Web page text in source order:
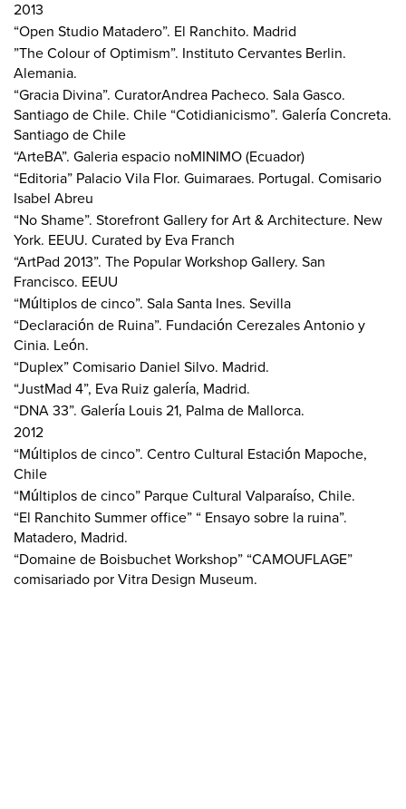
2013
“Open Studio Matadero”. El Ranchito. Madrid
”The Colour of Optimism”. Instituto Cervantes Berlin.
Alemania.
“Gracia Divina”. CuratorAndrea Pacheco. Sala Gasco.
Santiago de Chile. Chile “Cotidianicismo”. Galería Concreta.
Santiago de Chile
“ArteBA”. Galeria espacio noMINIMO (Ecuador)
“Editoria” Palacio Vila Flor. Guimaraes. Portugal. Comisario
Isabel Abreu
“No Shame”. Storefront Gallery for Art & Architecture. New
York. EEUU. Curated by Eva Franch
“ArtPad 2013”. The Popular Workshop Gallery. San
Francisco. EEUU
“Múltiplos de cinco”. Sala Santa Ines. Sevilla
“Declaración de Ruina”. Fundación Cerezales Antonio y
Cinia. León.
“Duplex” Comisario Daniel Silvo. Madrid.
“JustMad 4”, Eva Ruiz galería, Madrid.
“DNA 33”. Galería Louis 21, Palma de Mallorca.
2012
“Múltiplos de cinco”. Centro Cultural Estación Mapoche,
Chile
“Múltiplos de cinco” Parque Cultural Valparaíso, Chile.
“El Ranchito Summer office” “ Ensayo sobre la ruina”.
Matadero, Madrid.
“Domaine de Boisbuchet Workshop” “CAMOUFLAGE”
comisariado por Vitra Design Museum.